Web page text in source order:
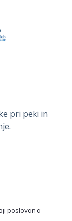
pri peki in
poslovanja